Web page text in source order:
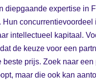
diepgaande expertise in
Hun concurrentievoordeel
intellectueel kapitaal.
de keuze voor een
beste prijs. Zoek naar een
maar die ook kan